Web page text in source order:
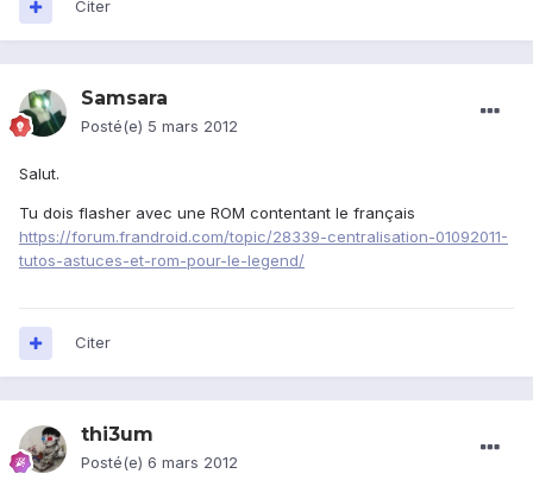
Citer
Samsara
Posté(e) 5 mars 2012
Salut.
Tu dois flasher avec une ROM contentant le français
https://forum.frandroid.com/topic/28339-centralisation-01092011-
tutos-astuces-et-rom-pour-le-legend/
Citer
thi3um
Posté(e) 6 mars 2012